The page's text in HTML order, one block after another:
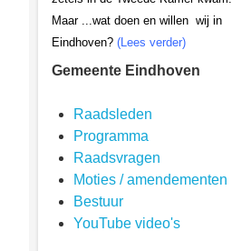
Maar ...wat doen en willen wij in
Eindhoven? (Lees verder)
Gemeente Eindhoven
Raadsleden
Programma
Raadsvragen
Moties / amendementen
Bestuur
YouTube video's